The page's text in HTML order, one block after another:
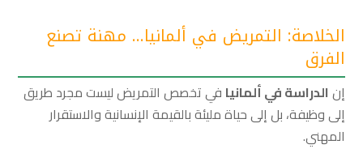
الخلاصة: التمريض في ألمانيا… مهنة تصنع
الفرق
إن الدراسة في ألمانيا في تخصص التمريض ليست مجرد طريق
إلى وظيفة، بل إلى حياة مليئة بالقيمة الإنسانية والاستقرار
المهني.